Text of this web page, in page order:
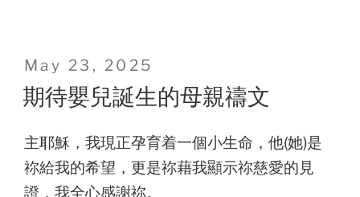
Posted
on
May 23, 2025
期待嬰兒誕生的母親禱文
主耶穌，我現正孕育着一個小生命，他(她)是
祢給我的希望，更是祢藉我顯示祢慈愛的見
證，我全心感謝祢。